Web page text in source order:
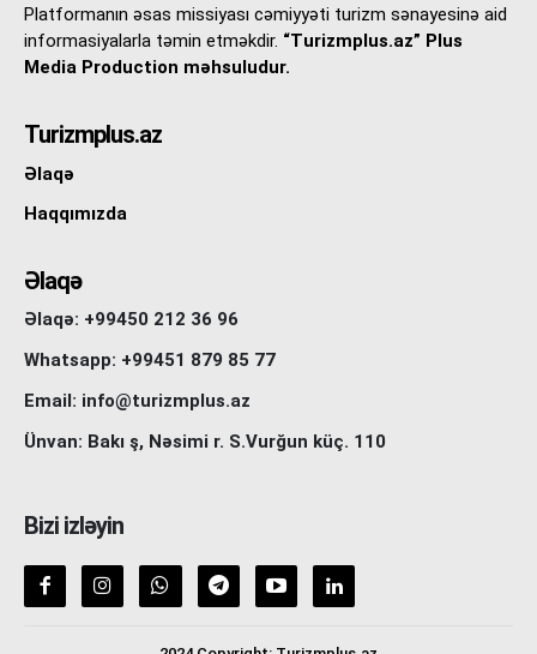
Platformanın əsas missiyası cəmiyyəti turizm sənayesinə aid
informasiyalarla təmin etməkdir. “Turizmplus.az” Plus
Media Production məhsuludur.
Turizmplus.az
Əlaqə
Haqqımızda
Əlaqə
Əlaqə: +99450 212 36 96
Whatsapp: +99451 879 85 77
Email: info@turizmplus.az
Ünvan: Bakı ş, Nəsimi r. S.Vurğun küç. 110
Bizi izləyin